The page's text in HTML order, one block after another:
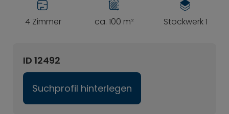
4 Zimmer ca. 100 m² Stockwerk 1
ID 12492
Suchprofil hinterlegen